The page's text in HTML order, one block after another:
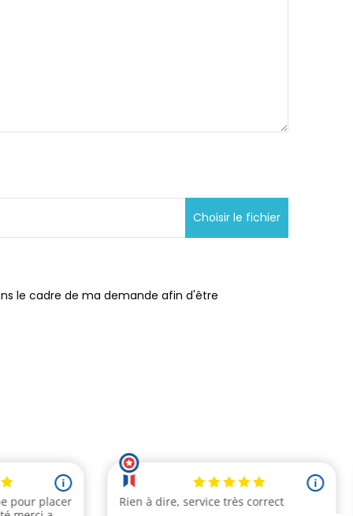
Choisir le fichier
le cadre de ma demande afin d'être